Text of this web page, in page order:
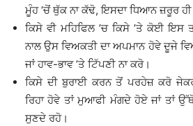
ਮੂੰਹ ’ਚੋਂ ਥੁੱਕ ਨਾ ਕੱਢੋ, ਇਸਦਾ ਧਿਆਨ ਜ਼ਰੂਰ ਹੀ
ਕਿਸੇ ਵੀ ਮਹਿਫਿਲ ’ਚ ਕਿਸੇ ’ਤੇ ਕੋਈ ਇਸ
ਨਾਲ ਉਸ ਵਿਅਕਤੀ ਦਾ ਅਪਮਾਨ ਹੋਵੇ ਦੂਜੇ
ਜਾਂ ਹਾਵ-ਭਾਵ ’ਤੇ ਟਿੱਪਣੀ ਨਾ ਕਰੋ।
ਕਿਸੇ ਦੀ ਬੁਰਾਈ ਕਰਨ ਤੋਂ ਪਰਹੇਜ਼ ਕਰੋ
ਰਿਹਾ ਹੋਵੇ ਤਾਂ ਮੁਆਫੀ ਮੰਗਦੇ ਹੋਏ ਜਾਂ ਤਾਂ
ਸੁਣਦੇ ਰਹੋ।